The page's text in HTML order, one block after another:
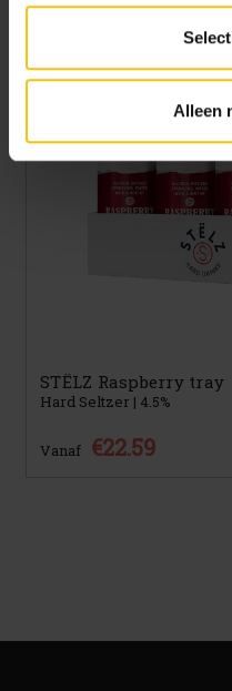
Alleen
STËLZ Raspberry tray
Hard Seltzer | 4.5%
Vanaf €22.59